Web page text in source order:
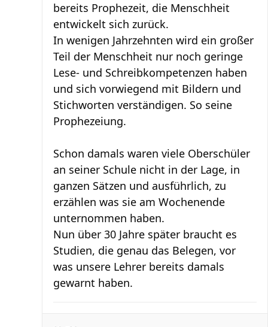
bereits Prophezeit, die Menschheit
entwickelt sich zurück.
In wenigen Jahrzehnten wird ein großer
Teil der Menschheit nur noch geringe
Lese- und Schreibkompetenzen haben
und sich vorwiegend mit Bildern und
Stichworten verständigen. So seine
Prophezeiung.
Schon damals waren viele Oberschüler
an seiner Schule nicht in der Lage, in
ganzen Sätzen und ausführlich, zu
erzählen was sie am Wochenende
unternommen haben.
Nun über 30 Jahre später braucht es
Studien, die genau das Belegen, vor
was unsere Lehrer bereits damals
gewarnt haben.